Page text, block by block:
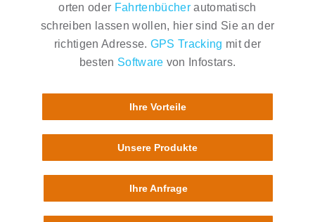
orten oder Fahrtenbücherautomatisch
schreiben lassen wollen, hier sind Sie an der
richtigen Adresse. GPS Tracking mit der
besten Software von Infostars.
Ihre Vorteile
Unsere Produkte
Ihre Anfrage